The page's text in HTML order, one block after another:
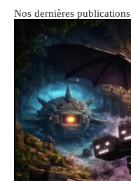
Nos dernières publications